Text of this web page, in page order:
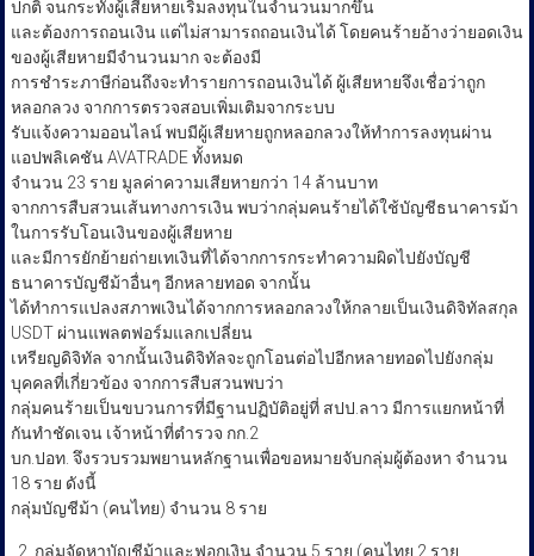
ปกติ จนกระทั่งผู้เสียหายเริ่มลงทุนในจำนวนมากขึ้น
และต้องการถอนเงิน แต่ไม่สามารถถอนเงินได้ โดยคนร้ายอ้างว่ายอดเงิน
ของผู้เสียหายมีจำนวนมาก จะต้องมี
การชำระภาษีก่อนถึงจะทำรายการถอนเงินได้ ผู้เสียหายจึงเชื่อว่าถูก
หลอกลวง จากการตรวจสอบเพิ่มเติมจากระบบ
รับแจ้งความออนไลน์ พบมีผู้เสียหายถูกหลอกลวงให้ทำการลงทุนผ่าน
แอปพลิเคชัน AVATRADE ทั้งหมด
จำนวน 23 ราย มูลค่าความเสียหายกว่า 14 ล้านบาท
จากการสืบสวนเส้นทางการเงิน พบว่ากลุ่มคนร้ายได้ใช้บัญชีธนาคารม้า
ในการรับโอนเงินของผู้เสียหาย
และมีการยักย้ายถ่ายเทเงินที่ได้จากการกระทำความผิดไปยังบัญชี
ธนาคารบัญชีม้าอื่นๆ อีกหลายทอด จากนั้น
ได้ทำการแปลงสภาพเงินได้จากการหลอกลวงให้กลายเป็นเงินดิจิทัลสกุล
USDT ผ่านแพลตฟอร์มแลกเปลี่ยน
เหรียญดิจิทัล จากนั้นเงินดิจิทัลจะถูกโอนต่อไปอีกหลายทอดไปยังกลุ่ม
บุคคลที่เกี่ยวข้อง จากการสืบสวนพบว่า
กลุ่มคนร้ายเป็นขบวนการที่มีฐานปฏิบัติอยู่ที่ สปป.ลาว มีการแยกหน้าที่
กันทำชัดเจน เจ้าหน้าที่ตำรวจ กก.2
บก.ปอท. จึงรวบรวมพยานหลักฐานเพื่อขอหมายจับกลุ่มผู้ต้องหา จำนวน
18 ราย ดังนี้
กลุ่มบัญชีม้า (คนไทย) จำนวน 8 ราย
กลุ่มจัดหาบัญชีม้าและฟอกเงิน จำนวน 5 ราย (คนไทย 2 ราย,